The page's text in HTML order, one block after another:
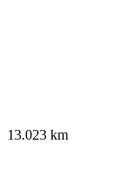
13.023 km